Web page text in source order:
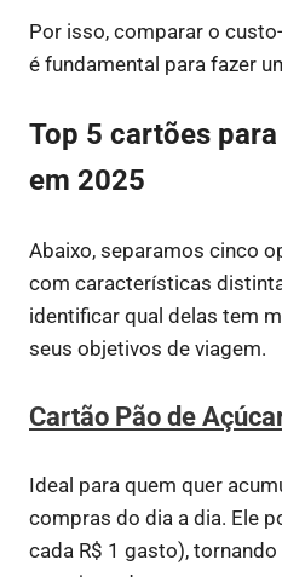
Por isso, comparar o
é fundamental para fazer
Top 5 cartões
em 2025
Abaixo, separamos cinco
com características
identificar qual delas tem
seus objetivos de viagem.
Cartão Pão de
Ideal para quem quer
compras do dia a dia. Ele
cada R$ 1 gasto),